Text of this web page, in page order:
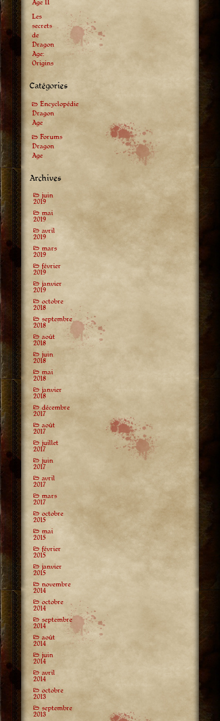
Age II
Les
secrets
de
Dragon
Age:
Origins
Catégories
Encyclopédie
Dragon
Age
Forums
Dragon
Age
Archives
juin
2019
mai
2019
avril
2019
mars
2019
février
2019
janvier
2019
octobre
2018
septembre
2018
août
2018
juin
2018
mai
2018
janvier
2018
décembre
2017
août
2017
juillet
2017
juin
2017
avril
2017
mars
2017
octobre
2015
mai
2015
février
2015
janvier
2015
novembre
2014
octobre
2014
septembre
2014
août
2014
juin
2014
avril
2014
octobre
2013
septembre
2013